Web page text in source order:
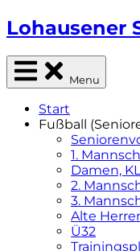
Skip
to
content
Lohausener
Sportverein aus
Menu
Start
Fußball
1.
Damen,
2.
3.
Alte
Ü32